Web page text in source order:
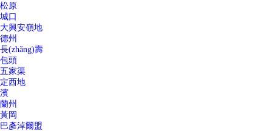
松原
城口
大興安嶺地
德州
長(zhǎng)壽
包頭
五家渠
定西地
濱
蘭州
黃岡
巴彥淖爾盟